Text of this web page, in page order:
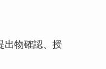
出物確認、授